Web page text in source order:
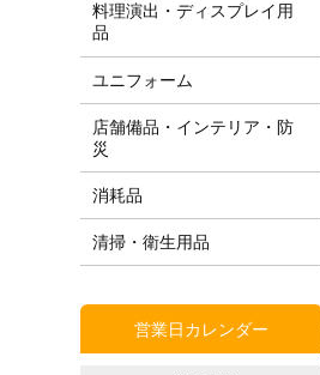
料理演出・ディスプレイ用
品
ユニフォーム
店舗備品・インテリア・防
災
消耗品
清掃・衛生用品
営業日カレンダー